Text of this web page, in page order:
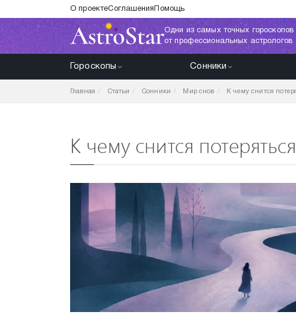
О проектеСоглашения Помощь
Одни из самых точных гороскопов
от профессиональных астрологов
Гороскопы Сонники
Главная Статьи Сонники Мир снов К чему снится
К чему снится